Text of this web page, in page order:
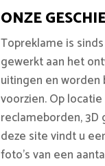
ONZE
Topreklame is
gewerkt aan het
uitingen en worden
voorzien. Op
reclameborden,
deze site vindt u
foto’s van een